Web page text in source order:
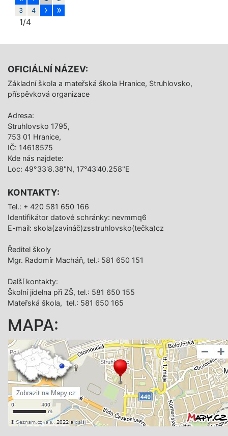
hráčů.
3
4 › »
1/4
OFICIÁLNÍ NÁZEV:
Základní škola a mateřská škola Hranice, Struhlovsko,
příspěvková organizace
Adresa:
Struhlovsko 1795,
753 01 Hranice,
IČ: 14618575
Kde nás najdete:
Loc: 49°33'8.38"N, 17°43'40.258"E
KONTAKTY:
Tel.: + 420 581 650 166
Identifikátor datové schránky: nevmmq6
E-mail: skola(zavináč)zsstruhlovsko(tečka)cz
Ředitel školy
Mgr. Radomír Macháň, tel.: 581 650 151
Další­ kontakty:
Školní jídelna při ZŠ, tel.: 581 650 155
Mateřská škola, tel.: 581 650 165
MAPA: